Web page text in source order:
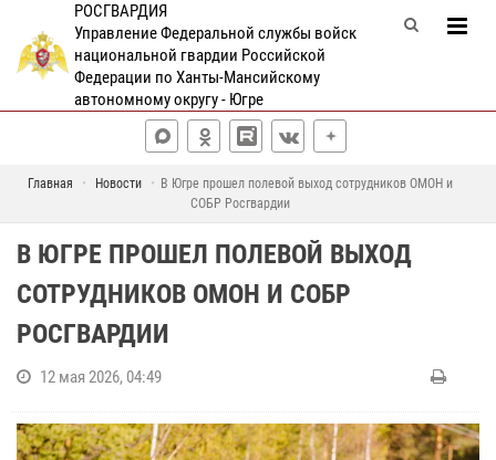
РОСГВАРДИЯ
Управление Федеральной службы войск
национальной гвардии Российской
Федерации по Ханты-Мансийскому
автономному округу - Югре
Главная Новости
В Югре прошел полевой выход сотрудников ОМОН и
СОБР Росгвардии
В ЮГРЕ ПРОШЕЛ ПОЛЕВОЙ ВЫХОД
СОТРУДНИКОВ ОМОН И СОБР
РОСГВАРДИИ
12 мая 2026, 04:49